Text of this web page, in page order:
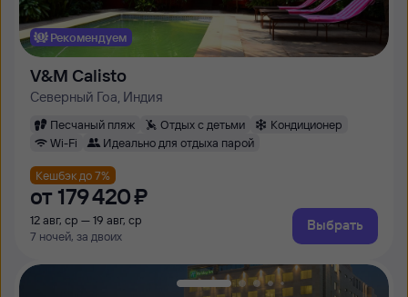
Рекомендуем
V&M Calisto
Северный Гоа, Индия
Песчаный пляж Отдых с детьми
Кондиционер
Wi-Fi
Идеально для отдыха парой
Кешбэк до 7%
от 179 ⁠420 ⁠₽
12 авг, ср — 19 авг, ср
7 ночей, за двоих
Выбрать